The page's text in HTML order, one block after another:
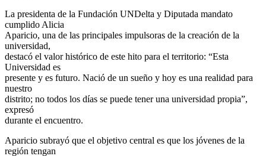
La presidenta de la Fundación UNDelta y Diputada mandato
cumplido Alicia
Aparicio, una de las principales impulsoras de la creación de la
universidad,
destacó el valor histórico de este hito para el territorio: “Esta
Universidad es
presente y es futuro. Nació de un sueño y hoy es una realidad para
nuestro
distrito; no todos los días se puede tener una universidad propia”,
expresó
durante el encuentro.
Aparicio subrayó que el objetivo central es que los jóvenes de la
región tengan